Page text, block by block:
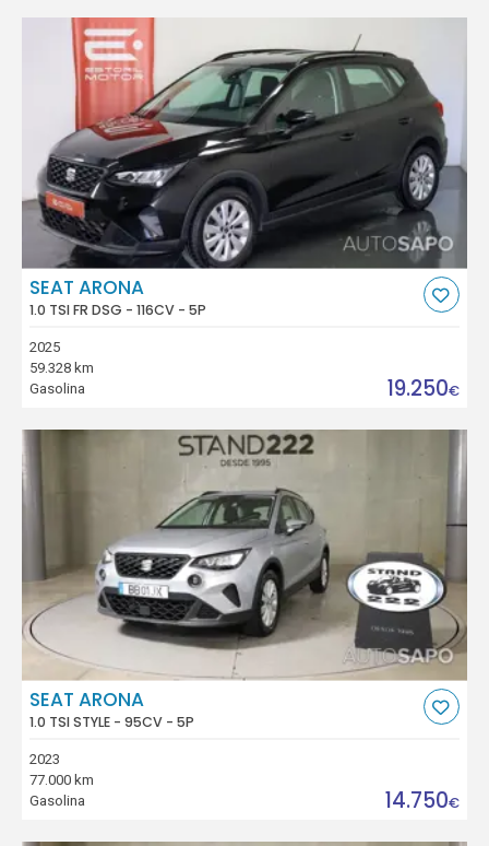
SEAT ARONA
1.0 TSI FR DSG - 116CV - 5P
2025
59.328 km
Gasolina
19.250€
SEAT ARONA
1.0 TSI STYLE - 95CV - 5P
2023
77.000 km
Gasolina
14.750€